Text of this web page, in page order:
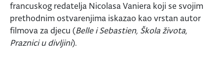
francuskog redatelja Nicolasa Vaniera koji se svojim
prethodnim ostvarenjima iskazao kao vrstan autor
filmova za djecu (Belle i Sebastien, Škola života,
Praznici u divljini).